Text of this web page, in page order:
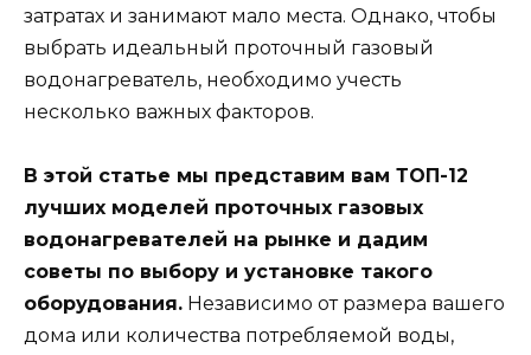
затратах и занимают мало места. Однако, чтобы
выбрать идеальный проточный газовый
водонагреватель, необходимо учесть
несколько важных факторов.
В этой статье мы представим вам ТОП-12
лучших моделей проточных газовых
водонагревателей на рынке и дадим
советы по выбору и установке такого
оборудования. Независимо от размера вашего
дома или количества потребляемой воды,